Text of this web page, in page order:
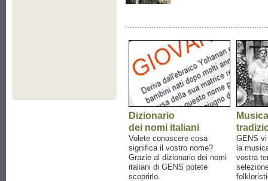
Dizionario
dei nomi italiani
Volete conoscere cosa
significa il vostro nome?
Grazie al dizionario dei nomi
italiani di GENS potete
scoprirlo.
Musica
GENS
la
vostra